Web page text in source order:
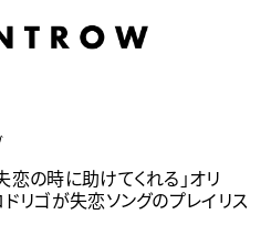
恋の時に助けてくれる」オリ
ドリゴが失恋ソングのプレイリス